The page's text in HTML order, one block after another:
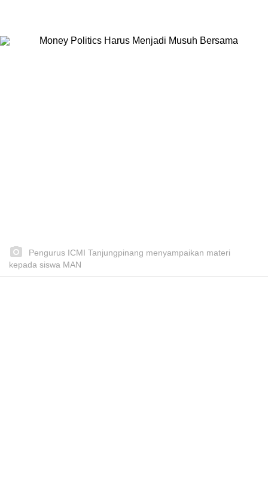
Pengurus ICMI Tanjungpinang menyampaikan materi
kepada siswa MAN